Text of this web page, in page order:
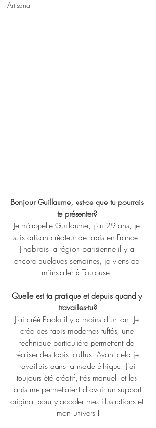
Artisanat
Bonjour Guillaume, est-ce que tu pourrais
te présenter?
Je m’appelle Guillaume, j'ai 29 ans, je
suis artisan créateur de tapis en France.
J'habitais la région parisienne il y a
encore quelques semaines, je viens de
m’installer à Toulouse.
Quelle est ta pratique et depuis quand y
travailles-tu?
J'ai créé Paolo il y a moins d'un an. Je
crée des tapis modernes tuftés, une
technique particulière permettant de
réaliser des tapis touffus. Avant cela je
travaillais dans la mode éthique. J'ai
toujours été créatif, très manuel, et les
tapis me permettaient d'avoir un support
original pour y accoler mes illustrations et
mon univers !